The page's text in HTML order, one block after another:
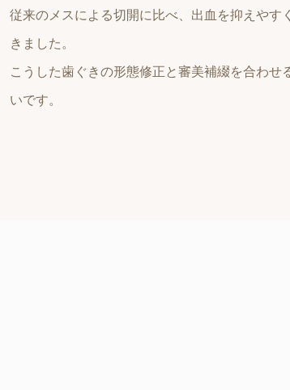
従来のメスによる切開に比べ、出血を抑えやす
きました。
こうした歯ぐきの形態修正と審美補綴を合わ
いです。